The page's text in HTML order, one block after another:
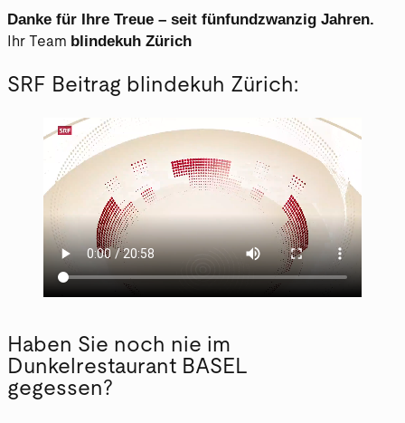
Danke für Ihre Treue – seit fünfundzwanzig Jahren.
Ihr Team blindekuh Zürich
SRF Beitrag blindekuh Zürich:
Haben Sie noch nie im
Dunkelrestaurant BASEL
gegessen?